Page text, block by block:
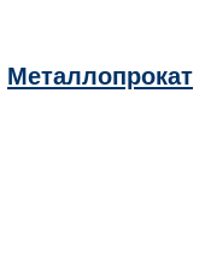
Металлопрокат